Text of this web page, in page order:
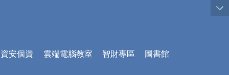
資安個資 雲端電腦教室 智財專區 圖書館